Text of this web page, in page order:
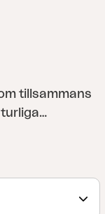
tillsammans
på samma